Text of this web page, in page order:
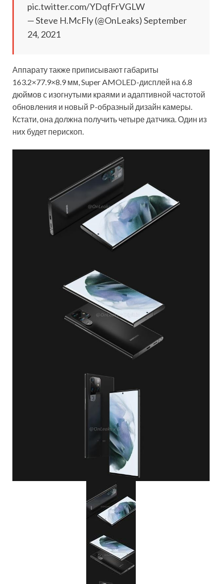
pic.twitter.com/YDqfFrVGLW
— Steve H.McFly (@OnLeaks) September
24, 2021
Аппарату также приписывают габариты
163.2×77.9×8.9 мм, Super AMOLED-дисплей на 6.8
дюймов с изогнутыми краями и адаптивной частотой
обновления и новый P-образный дизайн камеры.
Кстати, она должна получить четыре датчика. Один из
них будет перископ.